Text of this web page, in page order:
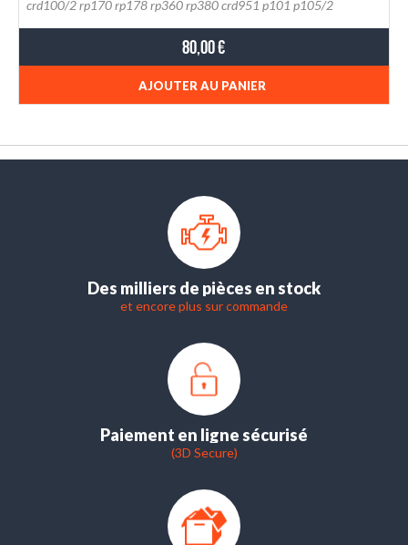
crd100/2 rp170 rp178 rp360 rp380 crd951 p101 p105/2
80,00 €
AJOUTER AU PANIER
Des milliers de pièces en stock
et encore plus sur commande
Paiement en ligne sécurisé
(3D Secure)